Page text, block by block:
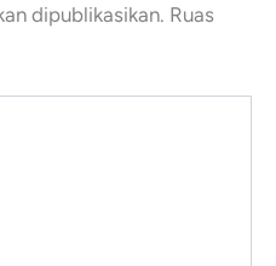
dipublikasikan. Ruas